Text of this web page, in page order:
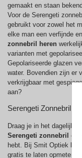
gemaakt en staan
Voor de Serengeti
gebruikt voor zowel het
elke man een verfijnde
zonnebril heren
varianten met
Gepolariseerde glazen
water. Bovendien zijn er
verkrijgbaar met
aan?
Serengeti
Draag je in het dagelijks
Serengeti zonnebril op
hebt. Bij Smit Optiek
gratis te laten opmeten.